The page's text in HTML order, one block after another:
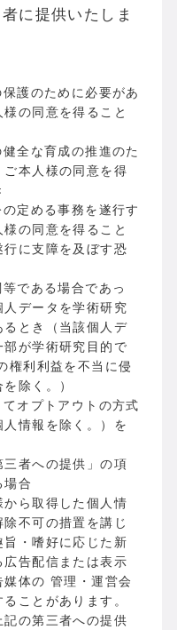
に提供いたしま
護のために必要があ
の同意を得ること
全な育成の推進のた
本人様の同意を得
定める事務を遂行す
の同意を得ること
に支障を及ぼす恐
である場合であっ
データを学術研究
るとき（当該個人デ
が学術研究目的で
権利利益を不当に侵
除く。）
オプトアウトの方式
情報を除く。）を
三者への提供」の項
場合
ら取得した個人情
不可の措置を講じ
・嗜好に応じた新
告配信または表示
体の 管理・運営会
ことがあります。
の第三者への提供